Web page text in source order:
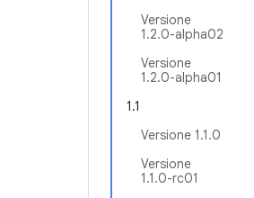
Versione
1.2.0-alpha02
Versione
1.2.0-alpha01
1.1
Versione 1.1.0
Versione
1.1.0-rc01